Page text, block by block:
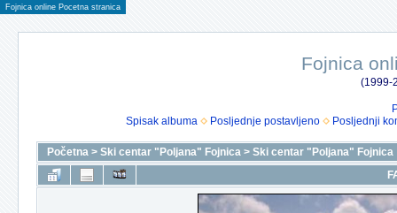
Fojnica online Pocetna stranica
Fojnica
(1999-
Spisak albuma
Posljednje postavljeno Posljednji
Početna > Ski centar "Poljana" Fojnica > Ski centar "Poljana" Fojnica